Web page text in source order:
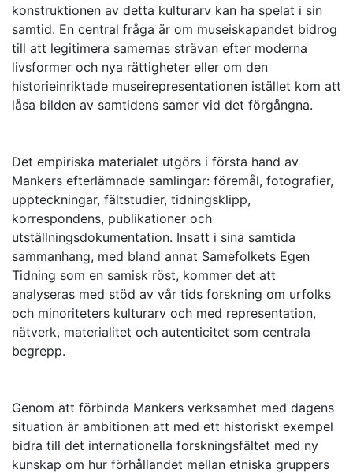
konstruktionen av detta kulturarv kan ha spelat i sin
samtid. En central fråga är om museiskapandet bidrog
till att legitimera samernas strävan efter moderna
livsformer och nya rättigheter eller om den
historieinriktade museirepresentationen istället kom att
låsa bilden av samtidens samer vid det förgångna.
Det empiriska materialet utgörs i första hand av
Mankers efterlämnade samlingar: föremål, fotografier,
uppteckningar, fältstudier, tidningsklipp,
korrespondens, publikationer och
utställningsdokumentation. Insatt i sina samtida
sammanhang, med bland annat Samefolkets Egen
Tidning som en samisk röst, kommer det att
analyseras med stöd av vår tids forskning om urfolks
och minoriteters kulturarv och med representation,
nätverk, materialitet och autenticitet som centrala
begrepp.
Genom att förbinda Mankers verksamhet med dagens
situation är ambitionen att med ett historiskt exempel
bidra till det internationella forskningsfältet med ny
kunskap om hur förhållandet mellan etniska gruppers